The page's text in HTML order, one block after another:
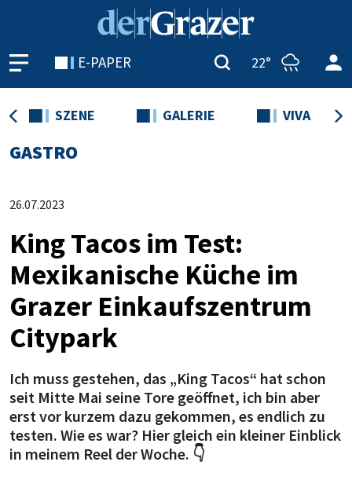
E-PAPER 22°
SZENE GALERIE VIVA
GASTRO
26.07.2023
King Tacos im Test:
Mexikanische Küche im
Grazer Einkaufszentrum
Citypark
Ich muss gestehen, das „King Tacos“ hat schon
seit Mitte Mai seine Tore geöffnet, ich bin aber
erst vor kurzem dazu gekommen, es endlich zu
testen. Wie es war? Hier gleich ein kleiner Einblick
in meinem Reel der Woche. 👇